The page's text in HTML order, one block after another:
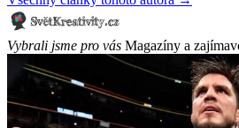
Vybrali jsme pro vás Magazíny a